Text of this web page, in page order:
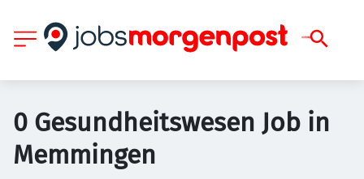
0 Gesundheitswesen Job in
Memmingen